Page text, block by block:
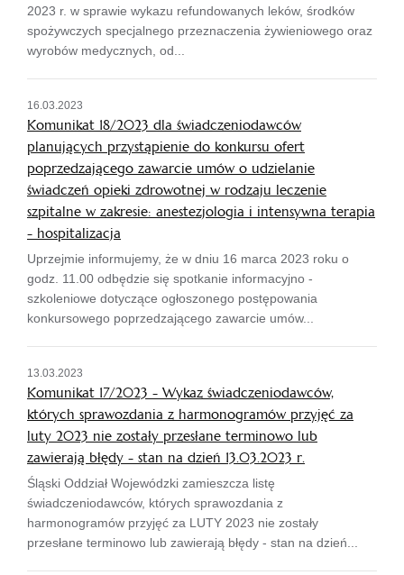
2023 r. w sprawie wykazu refundowanych leków, środków
spożywczych specjalnego przeznaczenia żywieniowego oraz
wyrobów medycznych, od...
16.03.2023
Komunikat 18/2023 dla świadczeniodawców
planujących przystąpienie do konkursu ofert
poprzedzającego zawarcie umów o udzielanie
świadczeń opieki zdrowotnej w rodzaju leczenie
szpitalne w zakresie: anestezjologia i intensywna terapia
- hospitalizacja
Uprzejmie informujemy, że w dniu 16 marca 2023 roku o
godz. 11.00 odbędzie się spotkanie informacyjno -
szkoleniowe dotyczące ogłoszonego postępowania
konkursowego poprzedzającego zawarcie umów...
13.03.2023
Komunikat 17/2023 - Wykaz świadczeniodawców,
których sprawozdania z harmonogramów przyjęć za
luty 2023 nie zostały przesłane terminowo lub
zawierają błędy - stan na dzień 13.03.2023 r.
Śląski Oddział Wojewódzki zamieszcza listę
świadczeniodawców, których sprawozdania z
harmonogramów przyjęć za LUTY 2023 nie zostały
przesłane terminowo lub zawierają błędy - stan na dzień...